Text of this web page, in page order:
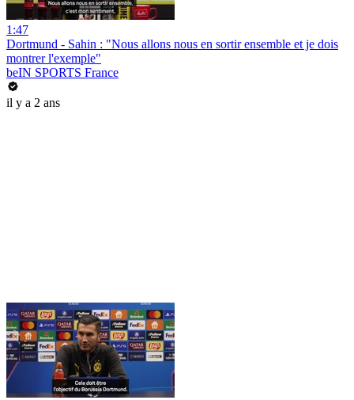
1:47
Dortmund - Sahin : "Nous allons nous en sortir ensemble et je dois
montrer l'exemple"
beIN SPORTS France
il y a 2 ans